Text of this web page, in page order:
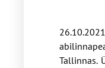
Tallinnas.